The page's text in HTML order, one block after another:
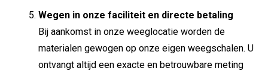
Wegen in onze faciliteit en directe betaling
Bij aankomst in onze weeglocatie worden de
materialen gewogen op onze eigen weegschalen. U
ontvangt altijd een exacte en betrouwbare meting